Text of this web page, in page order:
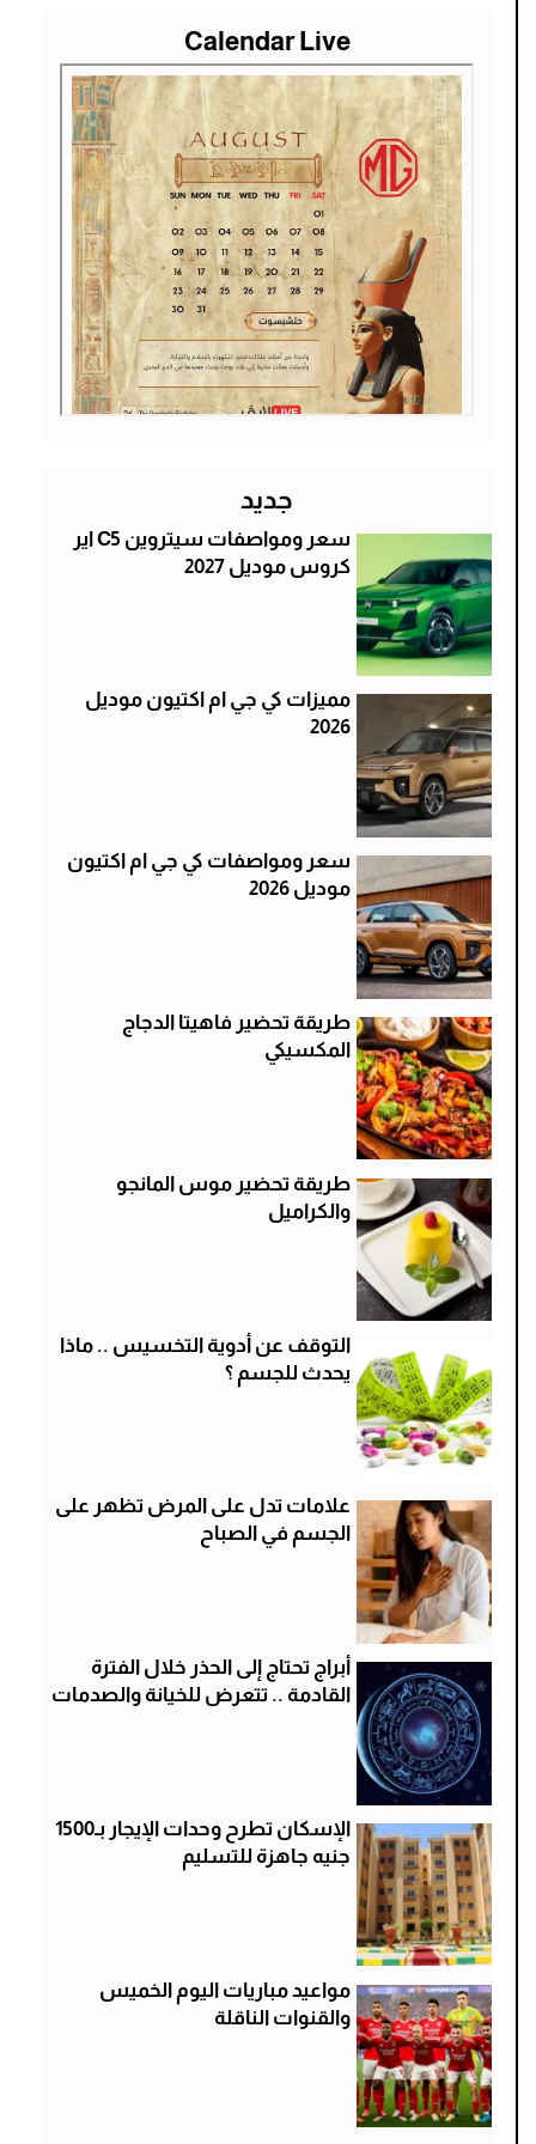
Calendar Live
جديد
سعر ومواصفات سيتروين C5 اير
كروس موديل 2027
مميزات كي جي ام اكتيون موديل
2026
سعر ومواصفات كي جي ام اكتيون
موديل 2026
طريقة تحضير فاهيتا الدجاج
المكسيكي
طريقة تحضير موس المانجو
والكراميل
التوقف عن أدوية التخسيس .. ماذا
يحدث للجسم ؟
علامات تدل على المرض تظهر على
الجسم في الصباح
أبراج تحتاج إلى الحذر خلال الفترة
القادمة .. تتعرض للخيانة والصدمات
الإسكان تطرح وحدات الإيجار بـ1500
جنيه جاهزة للتسليم
مواعيد مباريات اليوم الخميس
والقنوات الناقلة